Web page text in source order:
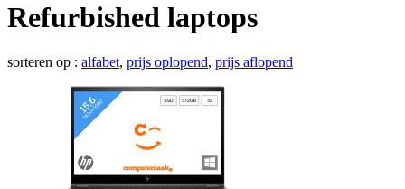
Refurbished laptops
sorteren op : alfabet, prijs oplopend, prijs aflopend